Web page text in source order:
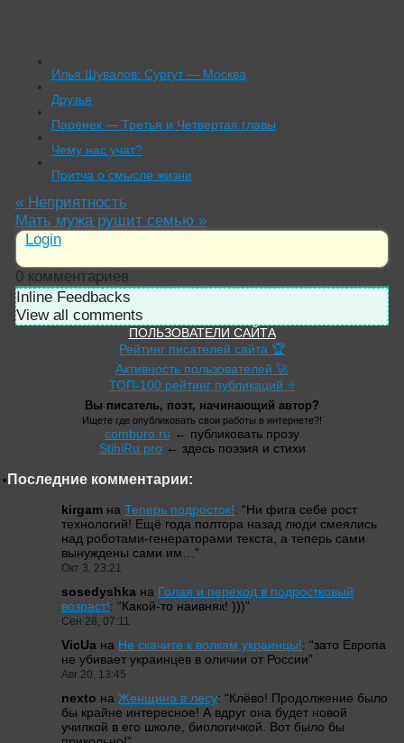
Илья Шувалов: Сургут — Москва
Друзья
Паренек — Третья и Четвертая главы
Чему нас учат?
Притча о смысле жизни
«Неприятность
Мать мужа рушит семью »
Login
0комментариев
Inline Feedbacks
View all comments
ПОЛЬЗОВАТЕЛИ САЙТА
Рейтинг писателей сайта 🏆
Активность пользователей 🚀
ТОП-100 рейтинг публикаций ⭐
Вы писатель, поэт, начинающий автор?
Ищете где опубликовать свои работы в интернете?!
comburo.ru ← публиковать прозу
StihiRu.pro ← здесь поэзия и стихи
Последние комментарии:
kirgam на Теперь подросток!: “Ни фига себе рост
технологий! Ещё года полтора назад люди смеялись
над роботами-генераторами текста, а теперь сами
вынуждены сами им… ”
Окт 3, 23:21
sosedyshka на Голая и переход в подростковый
возраст!: “Какой-то наивняк! )))”
Сен 28, 07:11
VicUa на Не скачите к волкам,украинцы!: “зато Европа
не убивает украинцев в оличии от России”
Авг 20, 13:45
nexto на Женщина в лесу: “Клёво! Продолжение было
бы крайне интересное! А вдруг она будет новой
училкой в его школе, биологичкой. Вот было бы